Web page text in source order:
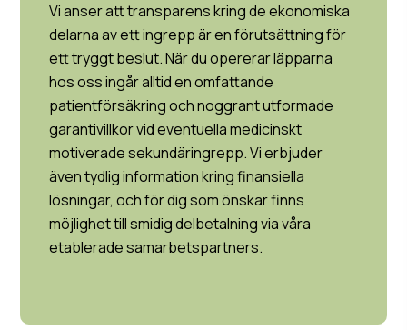
Vi anser att transparens kring de ekonomiska
delarna av ett ingrepp är en förutsättning för
ett tryggt beslut. När du opererar läpparna
hos oss ingår alltid en omfattande
patientförsäkring och noggrant utformade
garantivillkor vid eventuella medicinskt
motiverade sekundäringrepp. Vi erbjuder
även tydlig information kring finansiella
lösningar, och för dig som önskar finns
möjlighet till smidig delbetalning via våra
etablerade samarbetspartners.